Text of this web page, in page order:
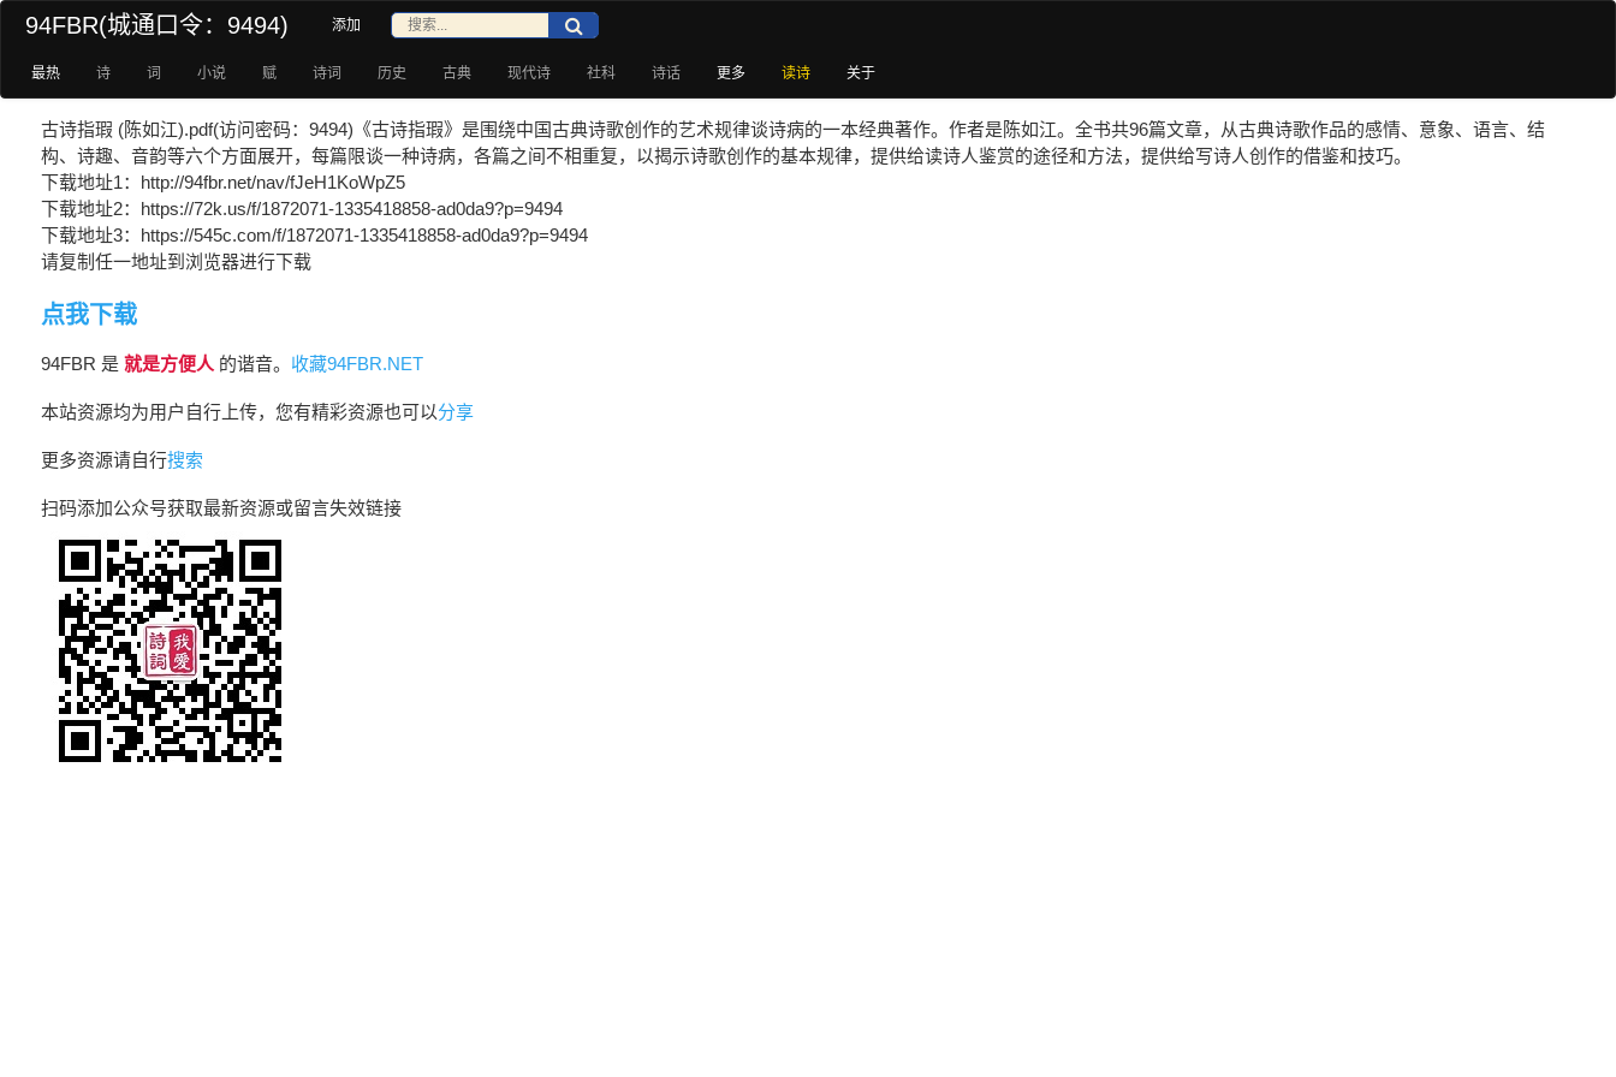
94FBR(城通口令：9494) 添加
最热 诗 词 小说 赋 诗词 历史 古典 现代诗 社科 诗话 更多 读诗 关于
古诗指瑕 (陈如江).pdf(访问密码：9494)《古诗指瑕》是围绕中国古典诗歌创作的艺术规律谈诗病的一本经典著作。作者是陈如江。全书共96篇文章，从古典诗歌作品的感情、意象、语言、结
构、诗趣、音韵等六个方面展开，每篇限谈一种诗病，各篇之间不相重复，以揭示诗歌创作的基本规律，提供给读诗人鉴赏的途径和方法，提供给写诗人创作的借鉴和技巧。
下载地址1：http://94fbr.net/nav/fJeH1KoWpZ5
下载地址2：https://72k.us/f/1872071-1335418858-ad0da9?p=9494
下载地址3：https://545c.com/f/1872071-1335418858-ad0da9?p=9494
请复制任一地址到浏览器进行下载
点我下载
94FBR 是 就是方便人 的谐音。 收藏94FBR.NET
本站资源均为用户自行上传，您有精彩资源也可以分享
更多资源请自行搜索
扫码添加公众号获取最新资源或留言失效链接